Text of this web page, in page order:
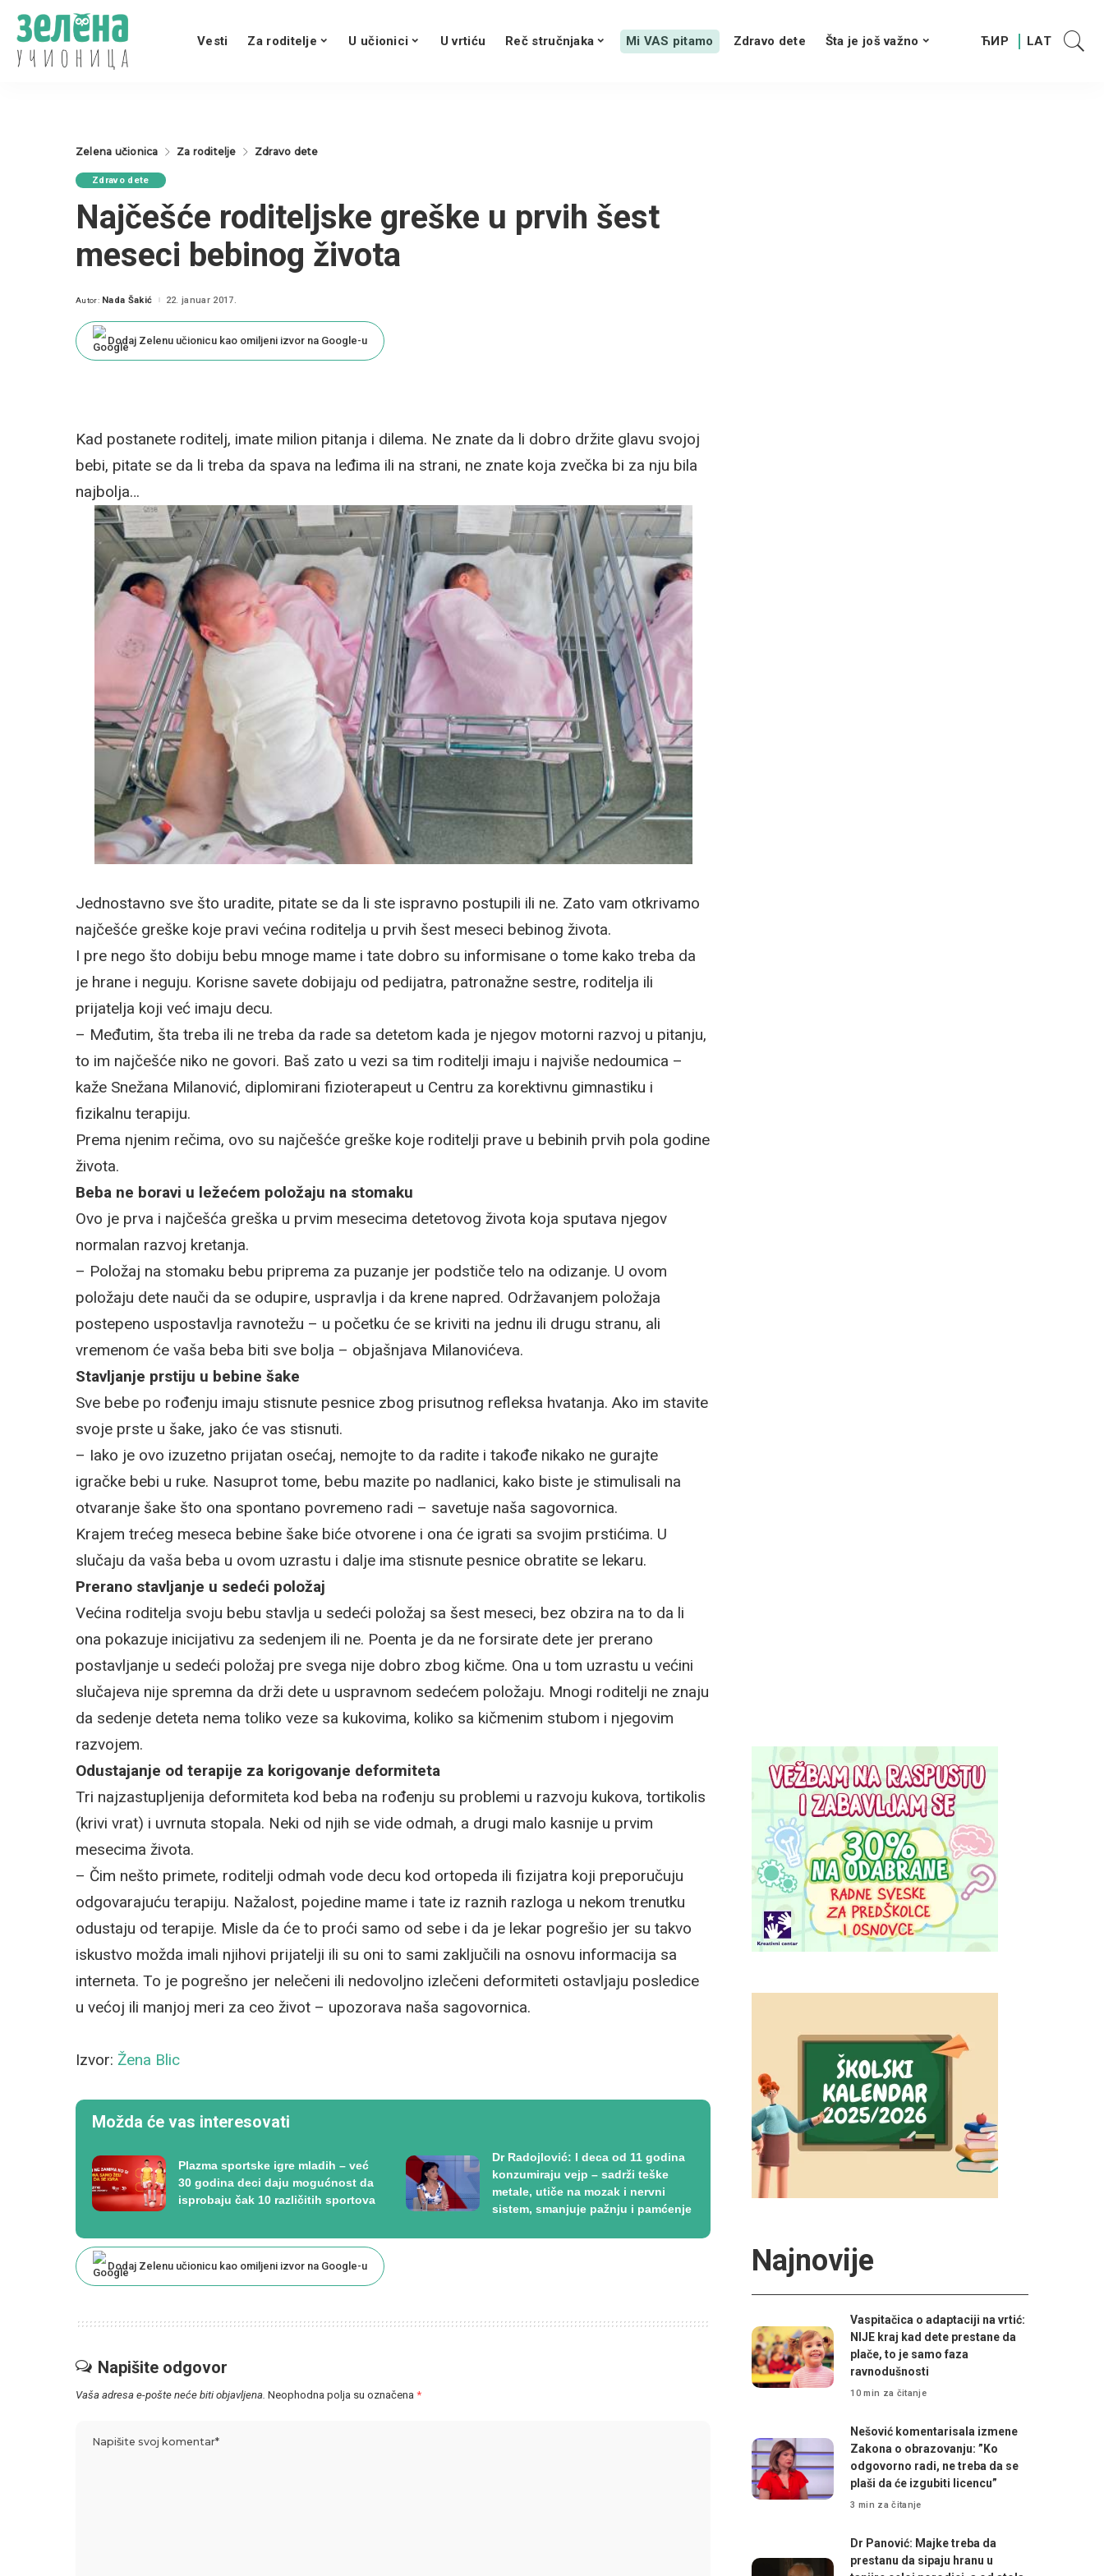
Vesti Za roditelje U učionici U vrtiću Reč stručnjaka Mi VAS pitamo Zdravo dete Šta je još važno
Zelena učionica Za roditelje Zdravo dete
Zdravo dete
Najčešće roditeljske greške u prvih šest
meseci bebinog života
Posted
Autor: Nada Šakić 22. januar 2017.
Dodaj Zelenu učionicu kao omiljeni izvor na Google-u
Kad postanete roditelj, imate milion pitanja i dilema. Ne znate da li dobro držite glavu svojoj
bebi, pitate se da li treba da spava na leđima ili na strani, ne znate koja zvečka bi za nju bila
najbolja…
Jednostavno sve što uradite, pitate se da li ste ispravno postupili ili ne. Zato vam otkrivamo
najčešće greške koje pravi većina roditelja u prvih šest meseci bebinog života.
I pre nego što dobiju bebu mnoge mame i tate dobro su informisane o tome kako treba da
je hrane i neguju. Korisne savete dobijaju od pedijatra, patronažne sestre, roditelja ili
prijatelja koji već imaju decu.
– Međutim, šta treba ili ne treba da rade sa detetom kada je njegov motorni razvoj u pitanju,
to im najčešće niko ne govori. Baš zato u vezi sa tim roditelji imaju i najviše nedoumica –
kaže Snežana Milanović, diplomirani fizioterapeut u Centru za korektivnu gimnastiku i
fizikalnu terapiju.
Prema njenim rečima, ovo su najčešće greške koje roditelji prave u bebinih prvih pola godine
života.
Beba ne boravi u ležećem položaju na stomaku
Ovo je prva i najčešća greška u prvim mesecima detetovog života koja sputava njegov
normalan razvoj kretanja.
– Položaj na stomaku bebu priprema za puzanje jer podstiče telo na odizanje. U ovom
položaju dete nauči da se odupire, uspravlja i da krene napred. Održavanjem položaja
postepeno uspostavlja ravnotežu – u početku će se kriviti na jednu ili drugu stranu, ali
vremenom će vaša beba biti sve bolja – objašnjava Milanovićeva.
Stavljanje prstiju u bebine šake
Sve bebe po rođenju imaju stisnute pesnice zbog prisutnog refleksa hvatanja. Ako im stavite
svoje prste u šake, jako će vas stisnuti.
– Iako je ovo izuzetno prijatan osećaj, nemojte to da radite i takođe nikako ne gurajte
igračke bebi u ruke. Nasuprot tome, bebu mazite po nadlanici, kako biste je stimulisali na
otvaranje šake što ona spontano povremeno radi – savetuje naša sagovornica.
Krajem trećeg meseca bebine šake biće otvorene i ona će igrati sa svojim prstićima. U
slučaju da vaša beba u ovom uzrastu i dalje ima stisnute pesnice obratite se lekaru.
Prerano stavljanje u sedeći položaj
Većina roditelja svoju bebu stavlja u sedeći položaj sa šest meseci, bez obzira na to da li
ona pokazuje inicijativu za sedenjem ili ne. Poenta je da ne forsirate dete jer prerano
postavljanje u sedeći položaj pre svega nije dobro zbog kičme. Ona u tom uzrastu u većini
slučajeva nije spremna da drži dete u uspravnom sedećem položaju. Mnogi roditelji ne znaju
da sedenje deteta nema toliko veze sa kukovima, koliko sa kičmenim stubom i njegovim
razvojem.
Odustajanje od terapije za korigovanje deformiteta
Tri najzastupljenija deformiteta kod beba na rođenju su problemi u razvoju kukova, tortikolis
(krivi vrat) i uvrnuta stopala. Neki od njih se vide odmah, a drugi malo kasnije u prvim
mesecima života.
– Čim nešto primete, roditelji odmah vode decu kod ortopeda ili fizijatra koji preporučuju
odgovarajuću terapiju. Nažalost, pojedine mame i tate iz raznih razloga u nekom trenutku
odustaju od terapije. Misle da će to proći samo od sebe i da je lekar pogrešio jer su takvo
iskustvo možda imali njihovi prijatelji ili su oni to sami zaključili na osnovu informacija sa
interneta. To je pogrešno jer nelečeni ili nedovoljno izlečeni deformiteti ostavljaju posledice
u većoj ili manjoj meri za ceo život – upozorava naša sagovornica.
Izvor: Žena Blic
Možda će vas interesovati
Plazma sportske igre mladih – već
30 godina deci daju mogućnost da
isprobaju čak 10 različitih sportova
Dr Radojlović: I deca od 11 godina
konzumiraju vejp – sadrži teške
metale, utiče na mozak i nervni
sistem, smanjuje pažnju i pamćenje
Dodaj Zelenu učionicu kao omiljeni izvor na Google-u
Napišite odgovor
Vaša adresa e-pošte neće biti objavljena. Neophodna polja su označena *
Najnovije
Vaspitačica o adaptaciji na vrtić:
NIJE kraj kad dete prestane da
plače, to je samo faza
ravnodušnosti
10 min za čitanje
Nešović komentarisala izmene
Zakona o obrazovanju: ”Ko
odgovorno radi, ne treba da se
plaši da će izgubiti licencu”
3 min za čitanje
Dr Panović: Majke treba da
prestanu da sipaju hranu u